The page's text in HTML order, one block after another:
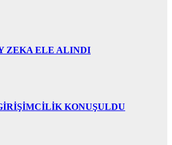
ZEKA ELE ALINDI
KONUŞULDU